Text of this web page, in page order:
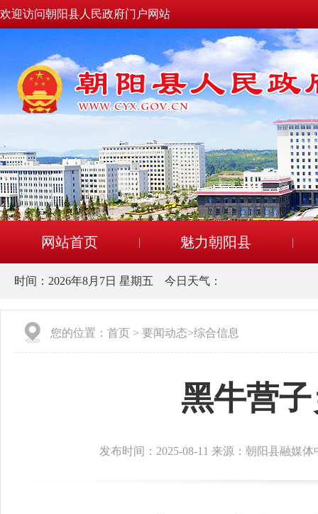
欢迎访问朝阳县人民政府门户网站
网站首页 魅力朝阳县
时间： 2026年8月7日 星期五 今日天气：
您的位置： 首页 > 要闻动态>综合信息
黑牛营
发布时间：2025-08-11 来源：朝阳县融媒体